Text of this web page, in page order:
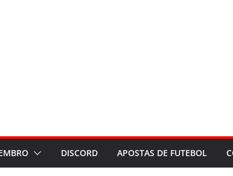
DISCORD APOSTAS DE FUTEBOL